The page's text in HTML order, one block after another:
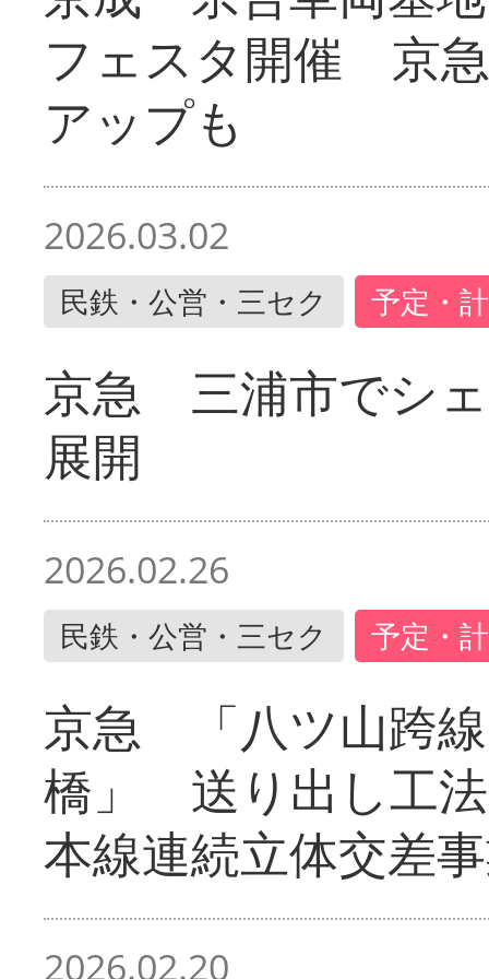
フェスタ開催 京
アップも
2026.03.02
民鉄・公営・三セク 予定・
京急 三浦市でシ
展開
2026.02.26
民鉄・公営・三セク 予定・
京急 「八ツ山跨
橋」 送り出し工
本線連続立体交差
2026.02.20